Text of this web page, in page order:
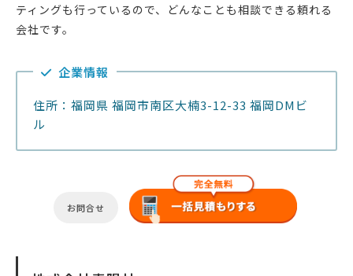
ティングも行っているので、どんなことも相談できる頼れる
会社です。
企業情報
住所：福岡県 福岡市南区大楠3-12-33 福岡DMビ
ル
お問合せ